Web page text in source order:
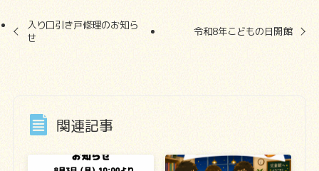
入り口引き戸修理のお知ら
せ
令和8年こどもの日開館
関連記事